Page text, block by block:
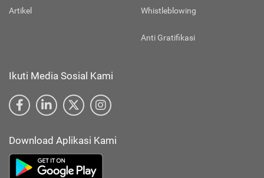
Artikel Whistleblowing
Anti Gratifikasi
Ikuti Media Sosial Kami
Download Aplikasi Kami